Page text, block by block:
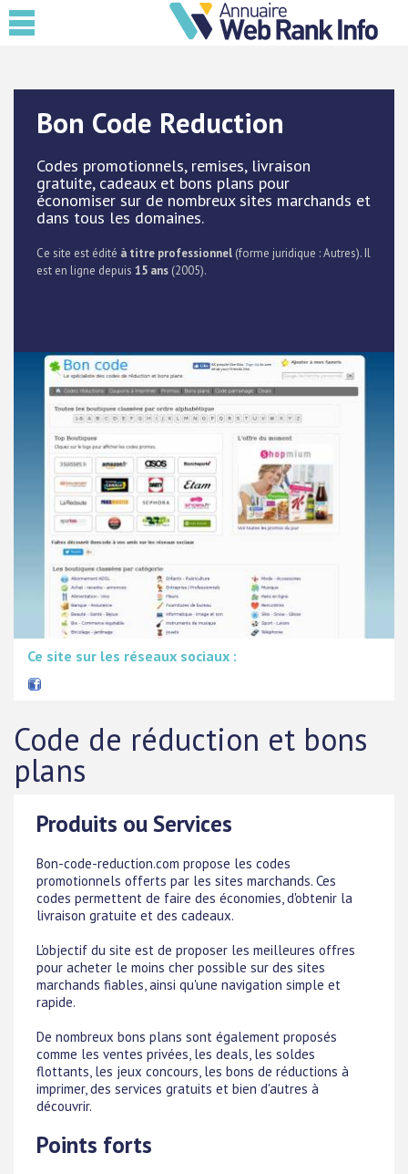
Bon Code Reduction
Codes promotionnels, remises, livraison
gratuite, cadeaux et bons plans pour
économiser sur de nombreux sites marchands et
dans tous les domaines.
Ce site est édité à titre professionnel (forme juridique : Autres). Il
est en ligne depuis 15 ans (2005).
Ce site sur les réseaux sociaux :
Code de réduction et bons
plans
Produits ou Services
Bon-code-reduction.com propose les codes
promotionnels offerts par les sites marchands. Ces
codes permettent de faire des économies, d'obtenir la
livraison gratuite et des cadeaux.
L'objectif du site est de proposer les meilleures offres
pour acheter le moins cher possible sur des sites
marchands fiables, ainsi qu'une navigation simple et
rapide.
De nombreux bons plans sont également proposés
comme les ventes privées, les deals, les soldes
flottants, les jeux concours, les bons de réductions à
imprimer, des services gratuits et bien d'autres à
découvrir.
Points forts